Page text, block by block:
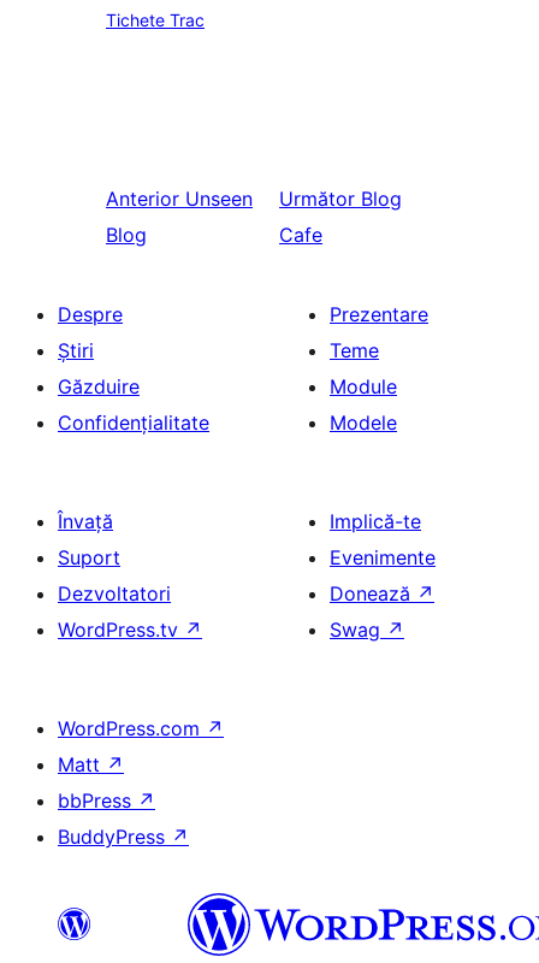
Tichete Trac
Anterior Unseen
Blog
Următor Blog
Cafe
Despre
Știri
Găzduire
Confidențialitate
Prezentare
Teme
Module
Modele
Învață
Suport
Dezvoltatori
WordPress.tv ↗
Implică-te
Evenimente
Donează ↗
Swag ↗
WordPress.com ↗
Matt ↗
bbPress ↗
BuddyPress ↗